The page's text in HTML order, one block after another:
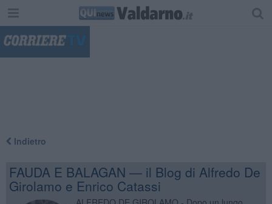
Indietro
FAUDA E BALAGAN — il Blog di Alfredo De
Girolamo e Enrico Catassi